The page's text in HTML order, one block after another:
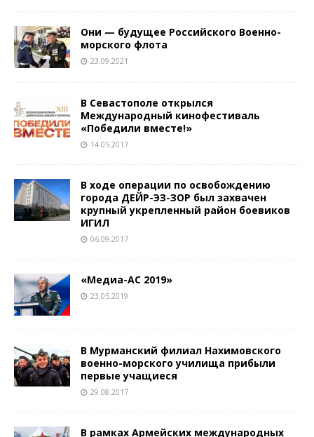
Они — будущее Российского Военно-
морского флота
23.09.2021
В Севастополе открылся
Международный кинофестиваль
«Победили вместе!»
14.05.2017
В ходе операции по освобождению
города ДЕЙР-ЭЗ-ЗОР был захвачен
крупный укрепленный район боевиков
ИГИЛ
06.09.2017
«Медиа-АС 2019»
23.05.2019
В Мурманский филиал Нахимовского
военно-морского училища прибыли
первые учащиеся
29.08.2017
В рамках Армейских международных